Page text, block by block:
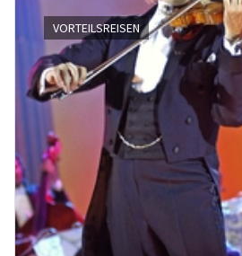
VORTEILSREISEN